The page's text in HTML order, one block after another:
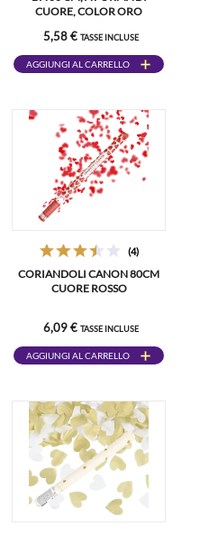
CUORE, COLOR ORO
5,58 € TASSE INCLUSE
AGGIUNGI AL CARRELLO
(4)
CORIANDOLI CANON 80CM
CUORE ROSSO
6,09 € TASSE INCLUSE
AGGIUNGI AL CARRELLO